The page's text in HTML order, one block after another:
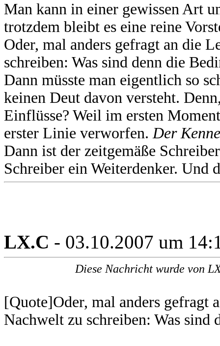
Man kann in einer gewissen Art
trotzdem bleibt es eine reine
Oder, mal anders gefragt an die
schreiben: Was sind denn die
Dann müsste man eigentlich so
keinen Deut davon versteht.
Einflüsse? Weil im ersten
erster Linie verworfen.Der
Dann ist der zeitgemäße
Schreiber ein Weiterdenker.
LX.C - 03.10.2007 um
Diese Nachricht wurde von
[Quote]Oder, mal anders gefragt
Nachwelt zu schreiben: Was